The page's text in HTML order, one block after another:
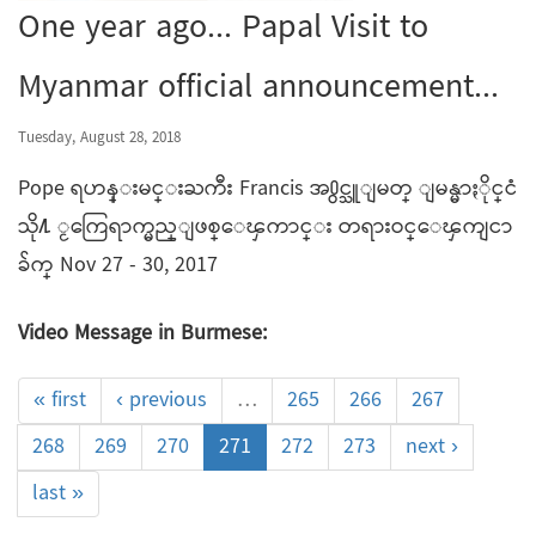
One year ago... Papal Visit to
Myanmar official announcement...
Tuesday, August 28, 2018
Pope ရဟန္းမင္းႀကီး Francis အ႐ွင္သူျမတ္ ျမန္မာႏိုင္ငံ
သို႔ ႂကြေရာက္မည္ျဖစ္ေၾကာင္း တရားဝင္ေၾကျငာ
ခ်က္ Nov 27 - 30, 2017
Video Message in Burmese:
« first
‹ previous … 265 266
267
268
269 270 271 272 273
next ›
last »